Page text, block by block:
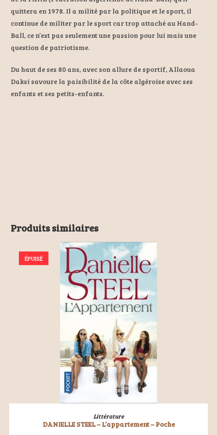
quittera en 1978. Il a milité par la politique et le sport, il
continue de militer par le sport car trop attaché au Hand-
Ball, ce n’est pas seulement une passion pour lui mais une
question de patriotisme.
Du haut de ses 80 ans, avec son allure de sportif, Allaoua
Daksi savoure la paisibilité de la côte algéroise avec ses
enfants et ses petits-enfants.
Produits similaires
ÉPUISÉ
LIRE LA SUITE
Littérature
DANIELLE STEEL – L’appartement – Poche